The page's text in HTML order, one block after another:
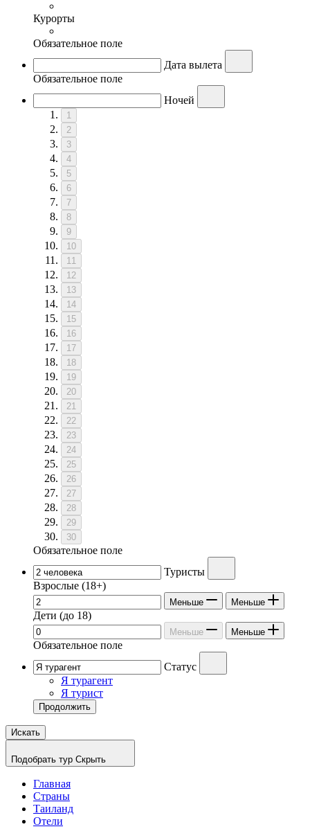
Курорты
Обязательное поле
Дата вылета
Обязательное поле
Ночей
1
2
3
4
5
6
7
8
9
10
11
12
13
14
15
16
17
18
19
20
21
22
23
24
25
26
27
28
29
30
Обязательное поле
Туристы
Взрослые (18+)
Меньше Меньше
Дети (до 18)
Меньше Меньше
Обязательное поле
Статус
Я турагент
Я турист
Продолжить
Искать
Подобрать тур Скрыть
Главная
Страны
Таиланд
Отели